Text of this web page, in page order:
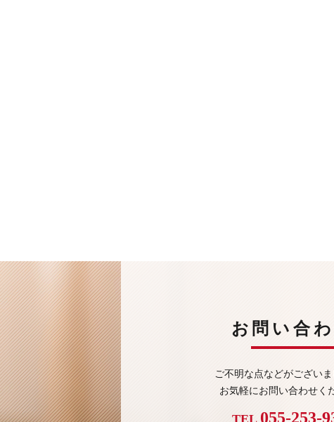
お問い合
ご不明な点などがございま
お気軽にお問い合わせく
TEL 055-253-